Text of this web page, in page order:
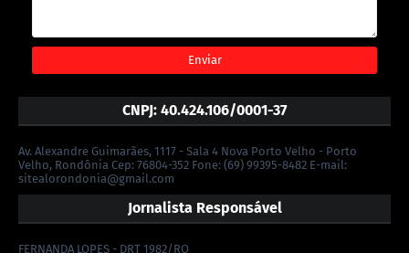
CNPJ: 40.424.106/0001-37
Av. Alexandre Guimarães, 1117 - Sala 4 Nova Porto Velho - Porto
Velho, Rondônia Cep: 76804-352 Fone: (69) 99395-8482 E-mail:
sitealorondonia@gmail.com
Jornalista Responsável
FERNANDA LOPES - DRT 1982/RO